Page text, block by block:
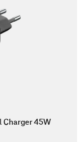
Charger 45W